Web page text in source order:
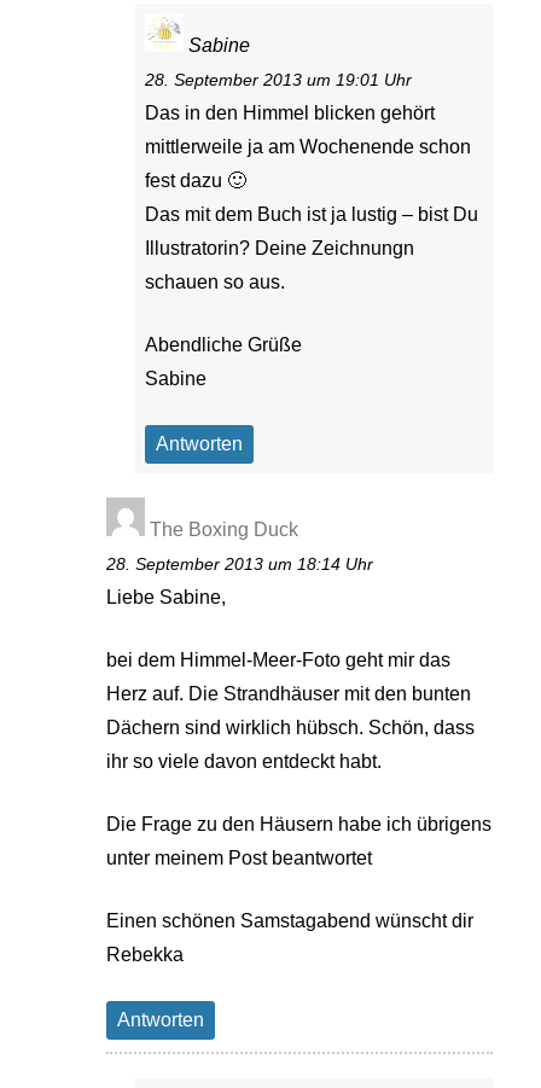
Sabine
28. September 2013 um 19:01 Uhr
Das in den Himmel blicken gehört
mittlerweile ja am Wochenende schon
fest dazu 🙂
Das mit dem Buch ist ja lustig – bist Du
Illustratorin? Deine Zeichnungn
schauen so aus.
Abendliche Grüße
Sabine
Antworten
The Boxing Duck
28. September 2013 um 18:14 Uhr
Liebe Sabine,
bei dem Himmel-Meer-Foto geht mir das
Herz auf. Die Strandhäuser mit den bunten
Dächern sind wirklich hübsch. Schön, dass
ihr so viele davon entdeckt habt.
Die Frage zu den Häusern habe ich übrigens
unter meinem Post beantwortet
Einen schönen Samstagabend wünscht dir
Rebekka
Antworten